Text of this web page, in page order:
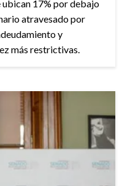
17% por debajo
atravesado por
y
más restrictivas.